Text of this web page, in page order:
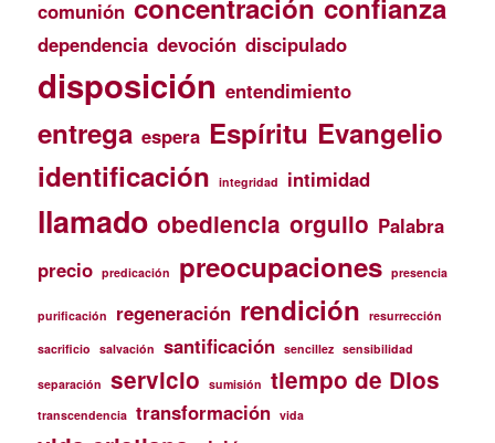
comunión concentración confianza
dependencia devoción discipulado
disposición entendimiento
entrega espera Espíritu Evangelio
identificación
integridad intimidad
llamado obediencia orgullo Palabra
precio predicación preocupaciones presencia
purificación regeneración rendición
resurrección
sacrificio
salvación santificación sencillez sensibilidad
separación servicio sumisión tiempo de Dios
transcendencia transformación vida